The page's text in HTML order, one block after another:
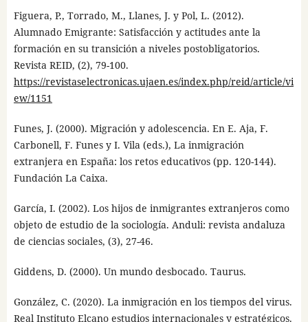
Figuera, P., Torrado, M., Llanes, J. y Pol, L. (2012).
Alumnado Emigrante: Satisfacción y actitudes ante la
formación en su transición a niveles postobligatorios.
Revista REID, (2), 79-100.
https://revistaselectronicas.ujaen.es/index.php/reid/article/vi
ew/1151
Funes, J. (2000). Migración y adolescencia. En E. Aja, F.
Carbonell, F. Funes y I. Vila (eds.), La inmigración
extranjera en España: los retos educativos (pp. 120-144).
Fundación La Caixa.
García, I. (2002). Los hijos de inmigrantes extranjeros como
objeto de estudio de la sociología. Anduli: revista andaluza
de ciencias sociales, (3), 27-46.
Giddens, D. (2000). Un mundo desbocado. Taurus.
González, C. (2020). La inmigración en los tiempos del virus.
Real Instituto Elcano estudios internacionales y estratégicos.